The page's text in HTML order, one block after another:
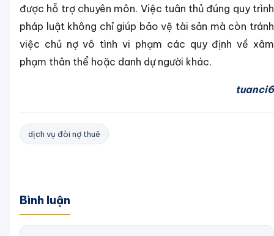
được hỗ trợ chuyên môn. Việc tuân thủ đúng quy trình
pháp luật không chỉ giúp bảo vệ tài sản mà còn tránh
việc chủ nợ vô tình vi phạm các quy định về xâm
phạm thân thể hoặc danh dự người khác.
tuanci6
dịch vụ đòi nợ thuê
Bình luận